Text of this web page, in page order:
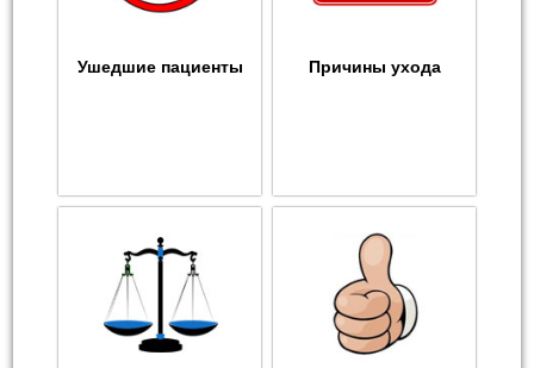
Ушедшие пациенты Причины ухода